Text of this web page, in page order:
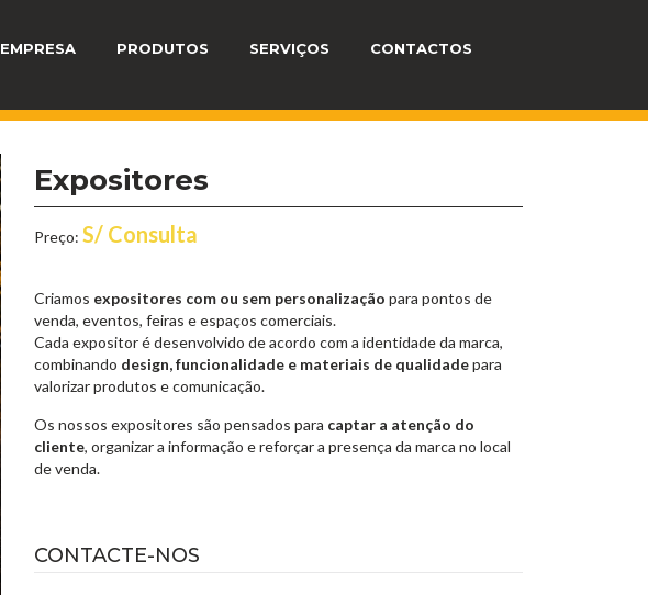
EMPRESA PRODUTOS SERVIÇOS CONTACTOS
Expositores
Preço: S/ Consulta
Criamos expositores com ou sem personalização para pontos de
venda, eventos, feiras e espaços comerciais.
Cada expositor é desenvolvido de acordo com a identidade da marca,
combinando design, funcionalidade e materiais de qualidadepara
valorizar produtos e comunicação.
Os nossos expositores são pensados para captar a atenção do
cliente, organizar a informação e reforçar a presença da marca no local
de venda.
CONTACTE-NOS